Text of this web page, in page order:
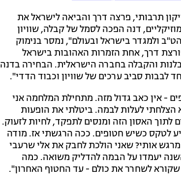
תרבותי, פרצה דרך והביאה לישראל את
להישגיה המוזיקליים, דנה הפכה לסמל של קבלה, שוויון
ולמגדר בישראל ובעולם", נמסר בנימוק
דרך, אחת הזמרות האהובות בישראל
והקבלה בחברה הישראלית. הבחירה בדנה
סביב ערכים של שוויון וכבוד הדדי".
- אין כאב גדול מזה. מתחילת המלחמה אני
לעלות לבמה. ביטלתי את הופעות
לתוך האסון הזה ומנסים לתפקד, לחיות לזעוק.
לטקס כשיש חטופים. ככה הרגשתי אז. מודה
אותי? שאני הולכת לחבק את אלי שרעבי
יעמדו על הבמה להדליק משואה. כמה
שקורא לשחרר את כולם - עד החטוף האחרון".